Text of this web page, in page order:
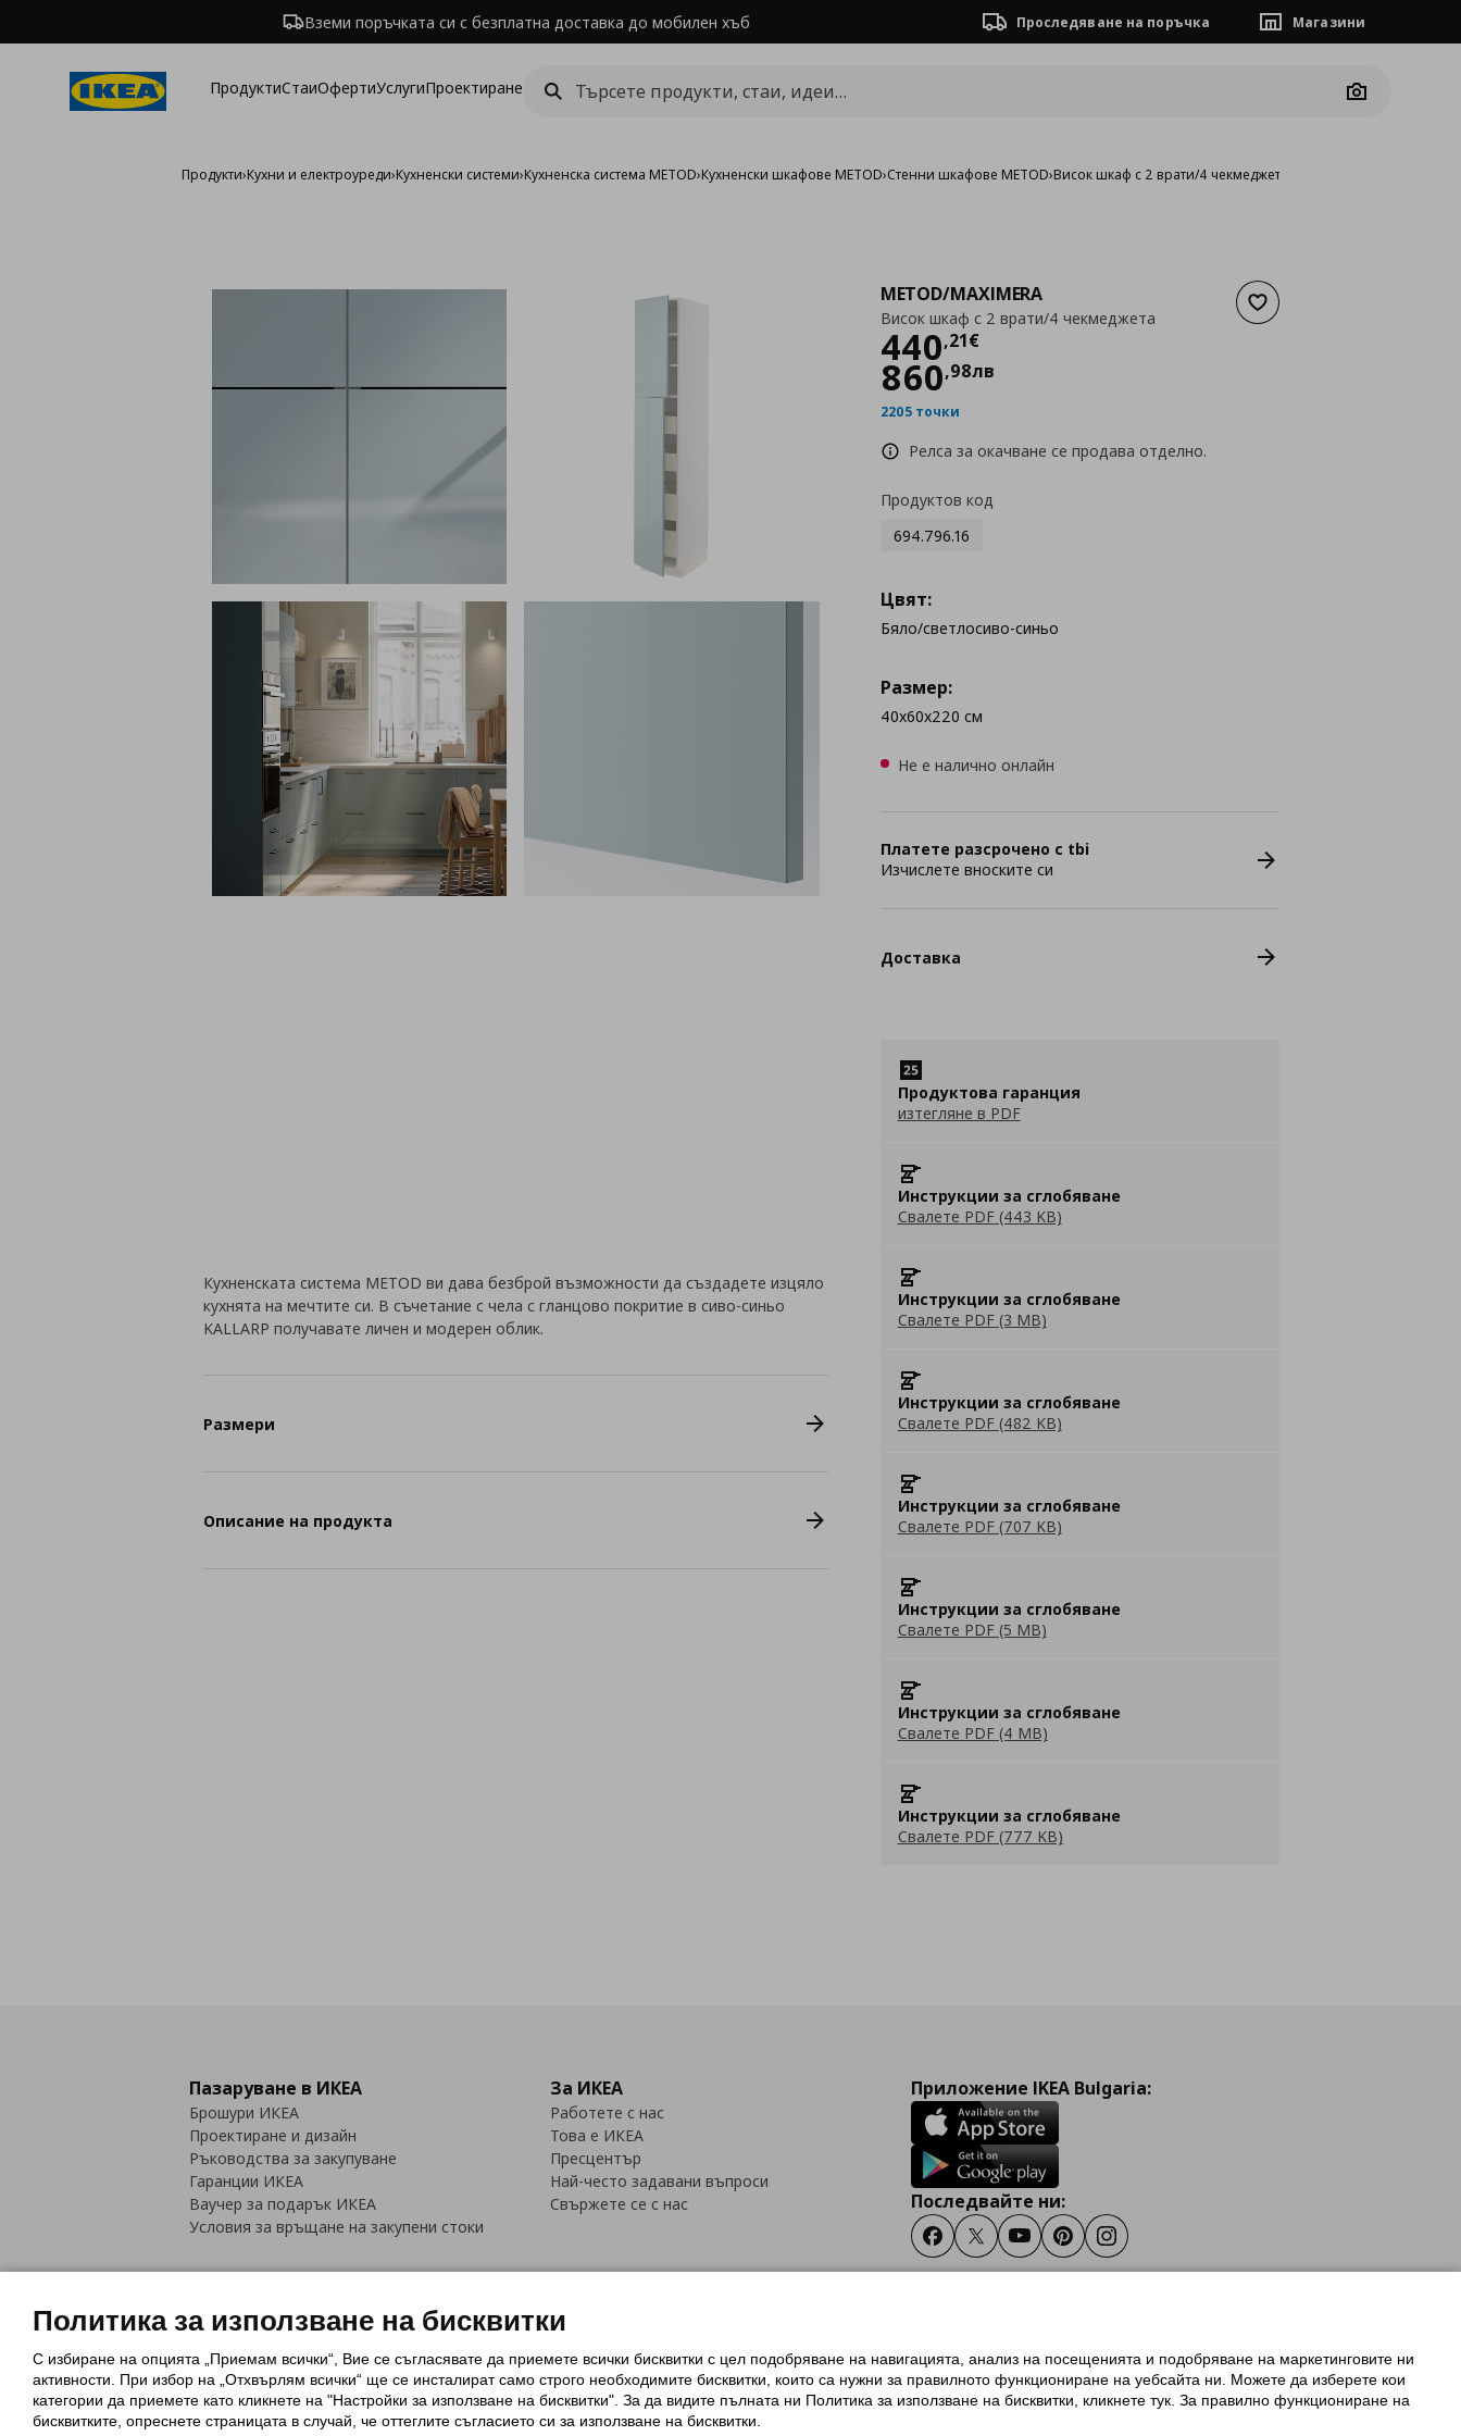
Вземи поръчката си с безплатна доставка до мобилен хъб Проследяване на поръчка Магазини
ПродуктиСтаиОфертиУслугиПроектиране
Camera
Продукти›Кухни и електроуреди›Кухненски системи›Кухненска система METOD›Кухненски шкафове METOD›Стенни шкафове METOD›Висок шкаф с 2 врати/4 чекмеджета
Добави към списъка с
METOD/MAXIMERA
Висок шкаф с 2 врати/4 чекмеджета
440,21€
Цена440,21 €
860,98лв
2205 точки
Релса за окачване се продава отделно.
Продуктов код
694.796.16
Цвят:
Бяло/светлосиво-синьо
Размер:
40x60x220 см
Не е налично онлайн
Платете разсрочено с tbi
Изчислете вноските си
Доставка
Продуктова гаранция
изтегляне в PDF
Инструкции за сглобяване
Свалете PDF (443 KB)
Инструкции за сглобяване
Свалете PDF (3 MB)
Инструкции за сглобяване
Свалете PDF (482 KB)
Инструкции за сглобяване
Свалете PDF (707 KB)
Инструкции за сглобяване
Свалете PDF (5 MB)
Инструкции за сглобяване
Свалете PDF (4 MB)
Инструкции за сглобяване
Свалете PDF (777 KB)
Кухненската система METOD ви дава безброй възможности да създадете изцяло
кухнята на мечтите си. В съчетание с чела с гланцово покритие в сиво-синьо
KALLARP получавате личен и модерен облик.
Размери
Описание на продукта
Пазаруване в ИКЕА
Брошури ИКЕА
Проектиране и дизайн
Ръководства за закупуване
Гаранции ИКЕА
Ваучер за подарък ИКЕА
Условия за връщане на закупени стоки
За ИКЕА
Работете с нас
Това е ИКЕА
Пресцентър
Най-често задавани въпроси
Свържете се с нас
Приложение IKEA Bulgaria:
Последвайте ни:
FacebookTwitterYoutubePinterestInstagram
Политика за използване на бисквитки (Cookies)Избор на настройки за използване на бисквиткиУсловия за ползване на ikea.bg
Обща политика за личните данни
Политика за защита на личните данни на ikea.bg
Общи условия на програма IKEA Family
Политика за защита на лични данни на програма IKEA Family
Политика за използване на бисквитки
С избиране на опцията „Приемам всички“, Вие се съгласявате да приемете всички бисквитки с цел подобряване на навигацията, анализ на посещенията и подобряване на маркетинговите ни
активности. При избор на „Отхвърлям всички“ ще се инсталират само строго необходимитe бисквитки, които са нужни за правилното функциониране на уебсайта ни. Можете да изберете кои
категории да приемете като кликнете на "Настройки за използване на бисквитки". За да видите пълната ни Политика за използване на бисквитки, кликнете тук. За правилно функциониране на
бисквитките, опреснете страницата в случай, че оттеглите съгласието си за използване на бисквитки.